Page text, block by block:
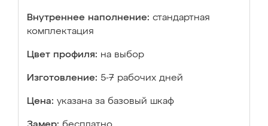
Внутреннее наполнение: стандартная
комплектация
Цвет профиля: на выбор
Изготовление: 5-7 рабочих дней
Цена: указана за базовый шкаф